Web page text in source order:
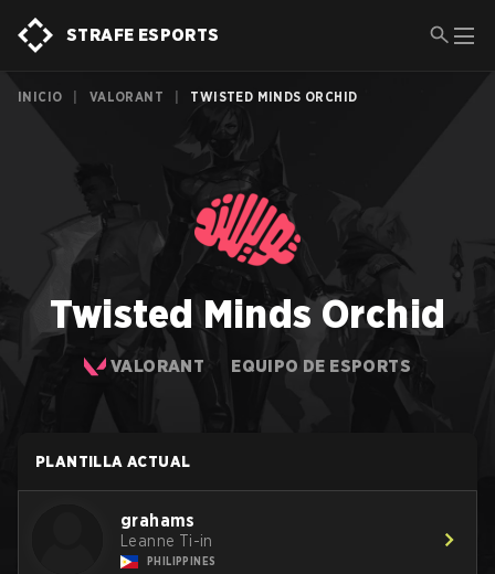
STRAFE ESPORTS
INICIO VALORANT TWISTED MINDS ORCHID
Twisted Minds Orchid
VALORANT EQUIPO DE ESPORTS
PLANTILLA ACTUAL
grahams
Leanne Ti-in
PHILIPPINES